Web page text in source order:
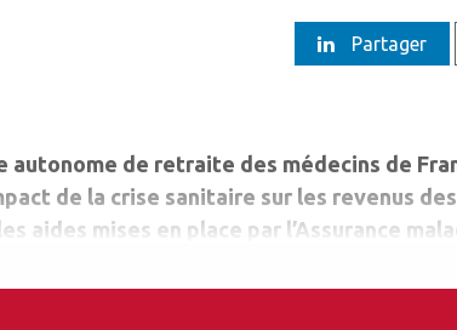
Partager
autonome de retraite des médecins de
de la crise sanitaire sur les revenus
aides mises en place par l’Assurance